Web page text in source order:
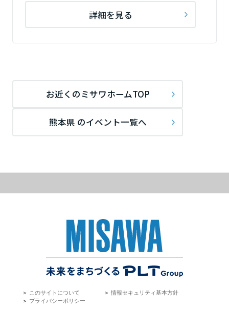
詳細を見る
お近くのミサワホームTOP
熊本県 のイベント一覧へ
岐阜県
三重県
滋賀県
京都府
＞ このサイトについて ＞情報セキュリティ基本方針
＞ プライバシーポリシー